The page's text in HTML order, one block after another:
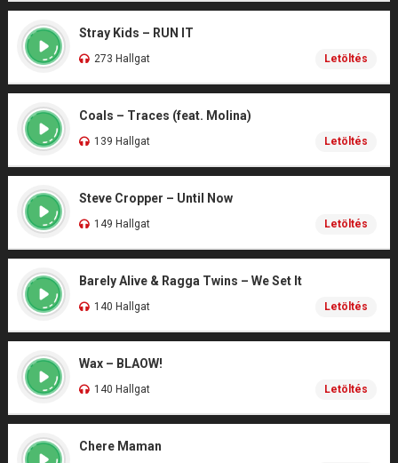
Stray Kids – RUN IT
273 Hallgat Letöltés
Coals – Traces (feat. Molina)
139 Hallgat Letöltés
Steve Cropper – Until Now
149 Hallgat Letöltés
Barely Alive & Ragga Twins – We Set It
140 Hallgat Letöltés
Wax – BLAOW!
140 Hallgat Letöltés
Chere Maman